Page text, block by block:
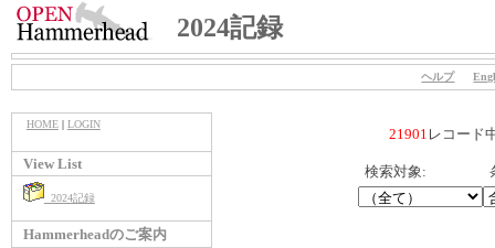
2024記録
ヘルプ
HOME| LOGIN
View List
2024記録
Hammerheadのご案内
21901 レコード
検索対象: